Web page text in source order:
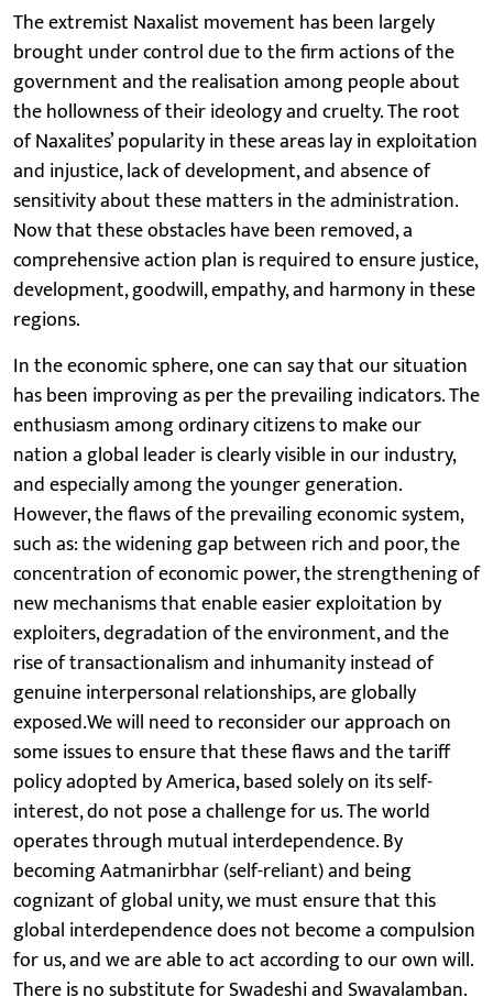
The extremist Naxalist movement has been largely
brought under control due to the firm actions of the
government and the realisation among people about
the hollowness of their ideology and cruelty. The root
of Naxalites’ popularity in these areas lay in exploitation
and injustice, lack of development, and absence of
sensitivity about these matters in the administration.
Now that these obstacles have been removed, a
comprehensive action plan is required to ensure justice,
development, goodwill, empathy, and harmony in these
regions.
In the economic sphere, one can say that our situation
has been improving as per the prevailing indicators. The
enthusiasm among ordinary citizens to make our
nation a global leader is clearly visible in our industry,
and especially among the younger generation.
However, the flaws of the prevailing economic system,
such as: the widening gap between rich and poor, the
concentration of economic power, the strengthening of
new mechanisms that enable easier exploitation by
exploiters, degradation of the environment, and the
rise of transactionalism and inhumanity instead of
genuine interpersonal relationships, are globally
exposed.We will need to reconsider our approach on
some issues to ensure that these flaws and the tariff
policy adopted by America, based solely on its self-
interest, do not pose a challenge for us. The world
operates through mutual interdependence. By
becoming Aatmanirbhar (self-reliant) and being
cognizant of global unity, we must ensure that this
global interdependence does not become a compulsion
for us, and we are able to act according to our own will.
There is no substitute for Swadeshi and Swavalamban.